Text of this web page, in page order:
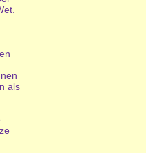
als